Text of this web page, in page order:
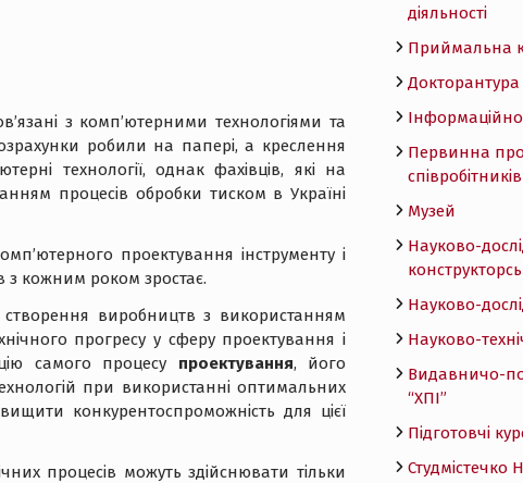
з комп’ютерними технологіями та
робили на папері, а креслення
технології, однак фахівців, які на
процесів обробки тиском в Україні
проектування інструменту і
з кожним роком зростає.
створення виробництв з використанням
прогресу у сферу проектування і
самого процесу проектування, його
при використанні оптимальних
конкурентоспроможність для цієї
процесів можуть здійснювати тільки
діяльності
Приймальна
Докторантура
Первинна
співробітників
Музей
Науково-
Науково-
Науково-
Видавничо-
“ХПІ”
Підготовчі
Студмістечко